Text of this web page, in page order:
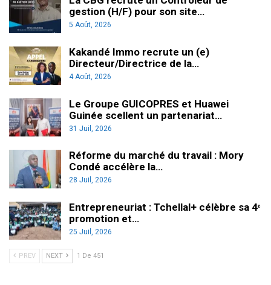
gestion (H/F) pour son site…
5 Août, 2026
Kakandé Immo recrute un (e)
Directeur/Directrice de la…
4 Août, 2026
Le Groupe GUICOPRES et Huawei
Guinée scellent un partenariat…
31 Juil, 2026
Réforme du marché du travail : Mory
Condé accélère la…
28 Juil, 2026
Entrepreneuriat : Tchellal+ célèbre sa 4ᵉ
promotion et…
25 Juil, 2026
PREV NEXT 1 De 451